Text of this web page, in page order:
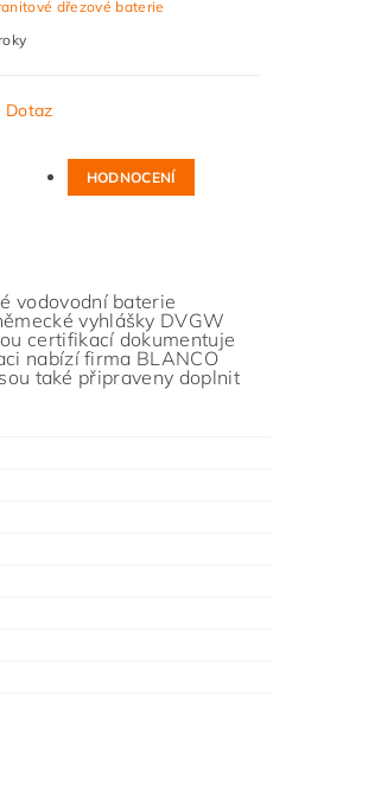
dřezové baterie
Dotaz
HODNOCENÍ
vodovodní baterie
vyhlášky DVGW
certifikací dokumentuje
nabízí firma BLANCO
také připraveny doplnit